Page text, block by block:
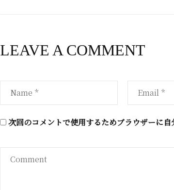
LEAVE A COMMENT
次回のコメントで使用するためブラウザーに